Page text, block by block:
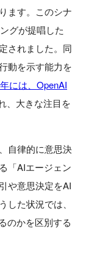
ます。このシナ
グが提唱した
されました。同
動を示す能力を
には、OpenAI
、大きな注目を
自律的に意思決
「AIエージェン
や意思決定をAI
た状況では、
のかを区別する